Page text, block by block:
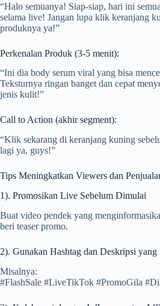
“Halo semuanya! Siap-siap, hari ini
selama live! Jangan lupa klik keranjang
produknya ya!”
Perkenalan Produk (3-5 menit):
“Ini dia body serum viral yang bisa
Teksturnya ringan banget dan cepat
jenis kulit!”
Call to Action (akhir segment):
“Klik sekarang di keranjang kuning
lagi ya, guys!”
Tips Meningkatkan Viewers dan
1). Promosikan Live Sebelum Dimulai
Buat video pendek yang
beri teaser promo.
2). Gunakan Hashtag dan Deskripsi
Misalnya:
#FlashSale #LiveTikTok #PromoGila